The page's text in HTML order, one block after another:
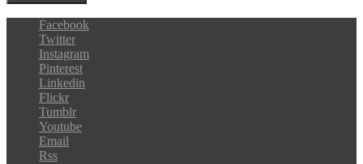
Facebook
Twitter
Instagram
Pinterest
Linkedin
Flickr
Tumblr
Youtube
Email
Rss